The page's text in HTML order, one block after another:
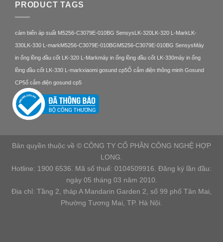
PRODUCT TAGS
cảm biến áp suất M5256-C3079E-010BG SensysLK-320LK-320 L-MarkLK-
330LK-330 L-markM5256-C3079E-010BGM5256-C3079E-010BG SensysMáy
in ống lồng đầu cốt LK-320 L-Markmáy in ống lồng đầu cốt LK-330máy in ống
lồng đầu cốt LK-330 L-markxiaomi gosund cp5Ổ cắm điện thông minh Gosund
CP5ổ cắm điện gosund cp5
Bản quyền thuộc về © CÔNG TY CỔ PHẦN CÔNG NGHỆ HỢP
LONG.
Hotline: 1900 6536. Mã số thuế: 0104509916. Đăng ký lần đầu:
ngày 05 tháng 03 năm 2010.
Địa chỉ: Tầng 2, tháp A Mandarin Garden 2, số 99 phố Tân Mai,
Phường Tương Mai, TP. Hà Nội.